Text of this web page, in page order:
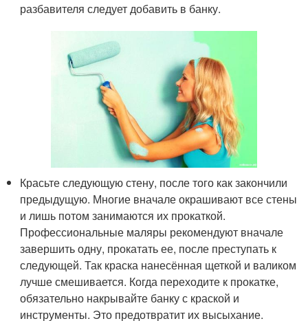
разбавителя следует добавить в банку.
Красьте следующую стену, после того как закончили
предыдущую. Многие вначале окрашивают все стены
и лишь потом занимаются их прокаткой.
Профессиональные маляры рекомендуют вначале
завершить одну, прокатать ее, после преступать к
следующей. Так краска нанесённая щеткой и валиком
лучше смешивается. Когда переходите к прокатке,
обязательно накрывайте банку с краской и
инструменты. Это предотвратит их высыхание.